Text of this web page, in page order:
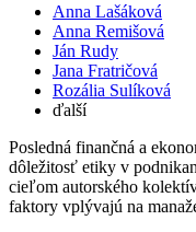
Anna Lašáková
Anna Remišová
Ján Rudy
Jana Fratričová
Rozália Sulíková
ďalší
Posledná finančná a
dôležitosť etiky v
cieľom autorského
faktory vplývajú na